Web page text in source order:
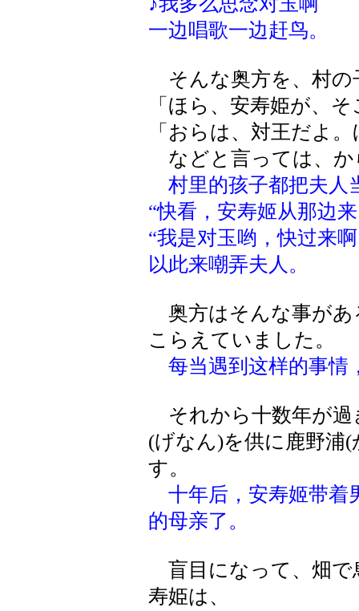
一边唱歌一边赶鸟。
そんな奥方を、村の
「ほら、安寿姫が、
「おらは、対王だよ
などと言っては、か
村里的孩子都把夫人
“快看，安寿姬从那边
“我是对玉哟，快过来
以此来嘲弄夫人。
奥方はそんな事があ
こらえていました。
每当遇到这样的事情
それから十数年が過
(げなん)を供に鹿野浦
す。
十年后，安寿姬带着
的母亲了。
盲目になって、畑で
寿姫は、